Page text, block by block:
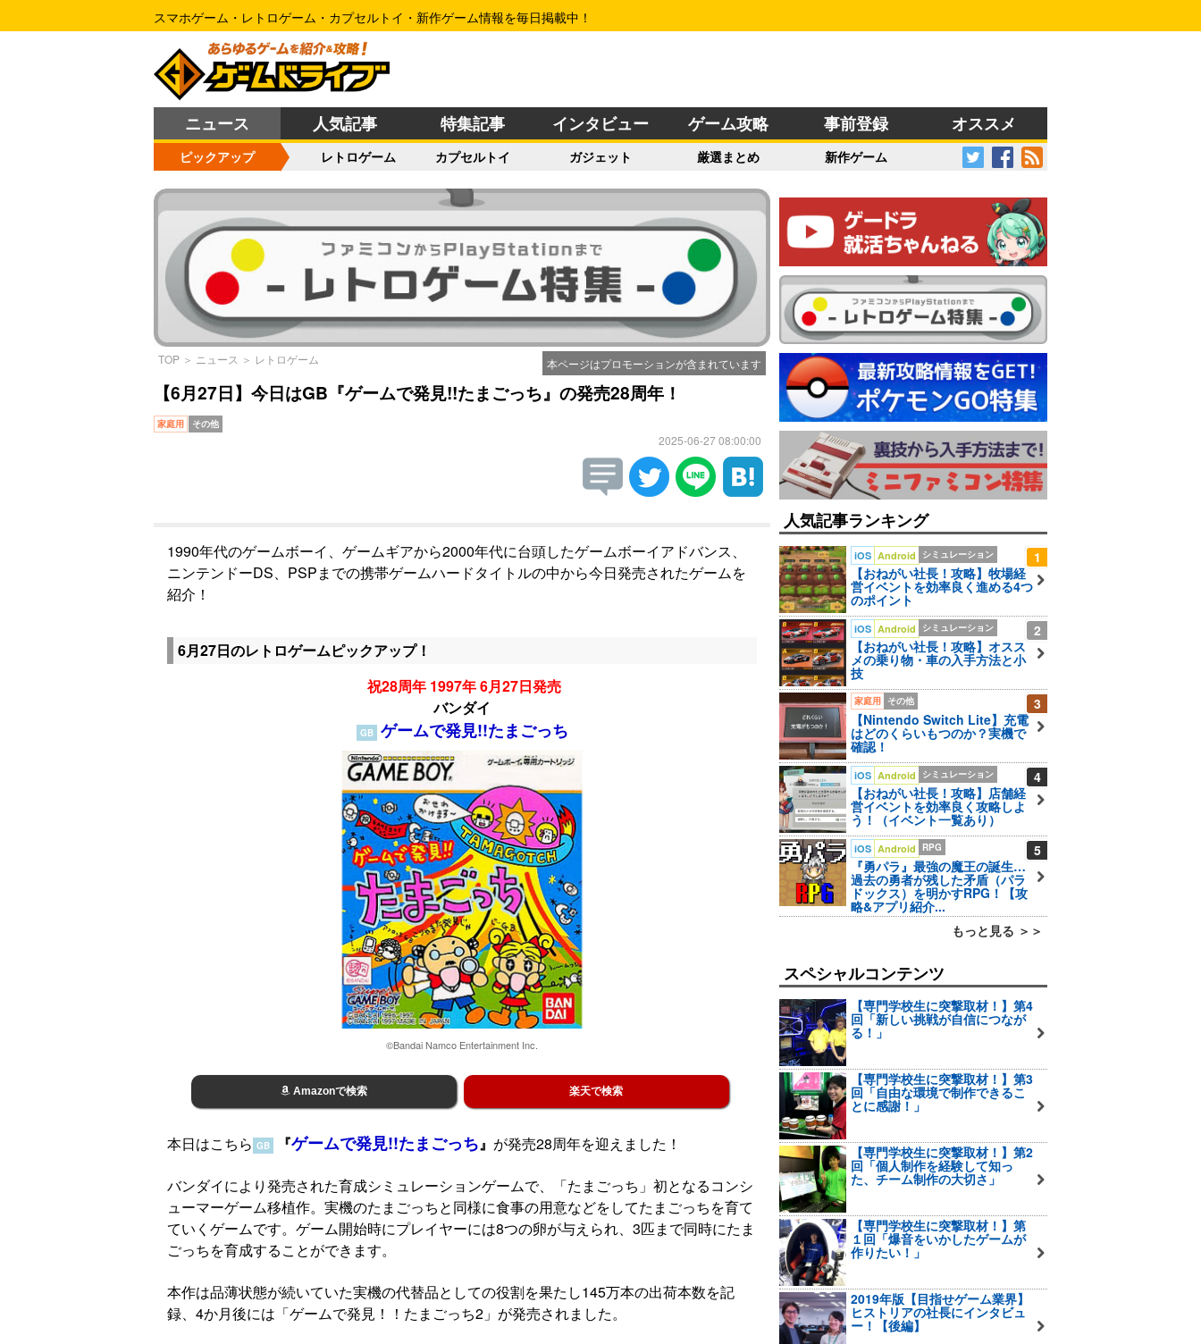
スマホゲーム・レトロゲーム・カプセルトイ・新作ゲーム情報を毎日掲載中！
ニュース 人気記事 特集記事 インタビュー ゲーム攻略 事前登録 オススメ
ピックアップ レトロゲーム カプセルトイ ガジェット 厳選まとめ 新作ゲーム
本ページはプロモーションが含まれています
TOP ＞ ニュース ＞ レトロゲーム
【6月27日】今日はGB『ゲームで発見!!たまごっち』の発売28周年！
家庭用 その他
2025-06-27 08:00:00
1990年代のゲームボーイ、ゲームギアから2000年代に台頭したゲームボーイアドバンス、
ニンテンドーDS、PSPまでの携帯ゲームハードタイトルの中から今日発売されたゲームを
紹介！
6月27日のレトロゲームピックアップ！
祝28周年 1997年 6月27日発売
バンダイ
GB ゲームで発見!!たまごっち
©Bandai Namco Entertainment Inc.
Amazonで検索 楽天で検索
本日はこちら GB 『ゲームで発見!!たまごっち』 が発売28周年を迎えました！
バンダイにより発売された育成シミュレーションゲームで、「たまごっち」初となるコンシ
ューマーゲーム移植作。実機のたまごっちと同様に食事の用意などをしてたまごっちを育て
ていくゲームです。ゲーム開始時にプレイヤーには8つの卵が与えられ、3匹まで同時にたま
ごっちを育成することができます。
本作は品薄状態が続いていた実機の代替品としての役割を果たし145万本の出荷本数を記
録、4か月後には「ゲームで発見！！たまごっち2」が発売されました。
人気記事ランキング
1
iOS Android シミュレーション
【おねがい社長！攻略】牧場経
営イベントを効率良く進める4つ
のポイント
2
iOS Android シミュレーション
【おねがい社長！攻略】オスス
メの乗り物・車の入手方法と小
技
3
家庭用 その他
【Nintendo Switch Lite】充電
はどのくらいもつのか？実機で
確認！
4
iOS Android シミュレーション
【おねがい社長！攻略】店舗経
営イベントを効率良く攻略しよ
う！（イベント一覧あり）
5
iOS Android RPG
『勇パラ』最強の魔王の誕生…
過去の勇者が残した矛盾（パラ
ドックス）を明かすRPG！【攻
略&アプリ紹介...
もっと見る ＞＞
スペシャルコンテンツ
【専門学校生に突撃取材！】第4
回「新しい挑戦が自信につなが
る！」
【専門学校生に突撃取材！】第3
回「自由な環境で制作できるこ
とに感謝！」
【専門学校生に突撃取材！】第2
回「個人制作を経験して知っ
た、チーム制作の大切さ」
【専門学校生に突撃取材！】第
１回「爆音をいかしたゲームが
作りたい！」
2019年版【目指せゲーム業界】
ヒストリアの社長にインタビュ
ー！【後編】